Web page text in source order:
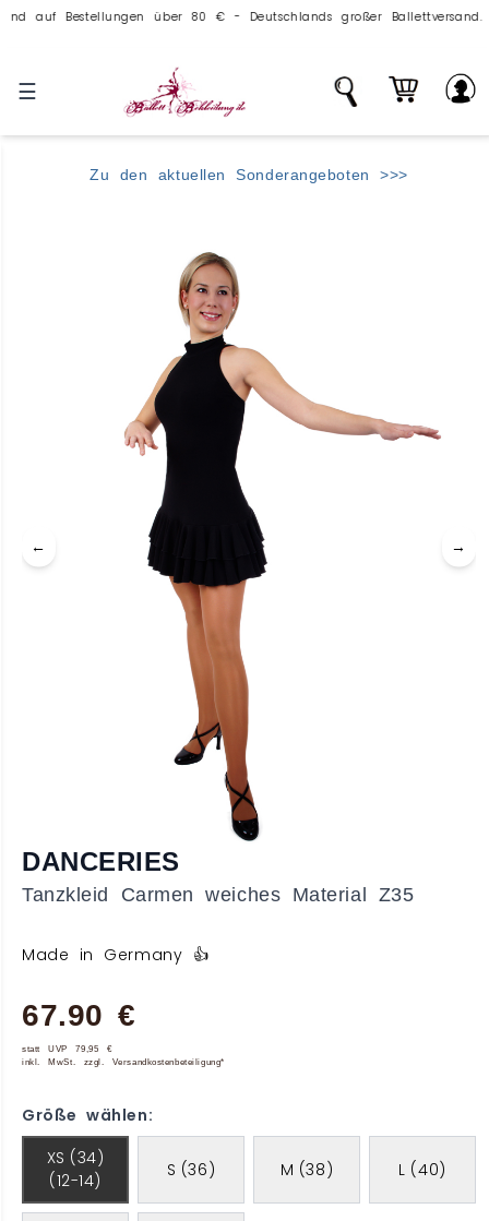
auf Bestellungen über 80 € - Deutschlands großer Ballettversand.
☰
Zu den aktuellen Sonderangeboten >>>
← →
DANCERIES
Tanzkleid Carmen weiches Material Z35
Made in Germany 👍
67.90 €
statt UVP 79,95 €
inkl. MwSt. zzgl. Versandkostenbeteiligung*
Größe wählen:
XS (34)
(12-14)
S (36) M (38) L (40)